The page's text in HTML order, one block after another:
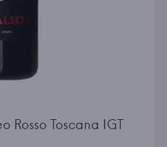
Rosso Toscana IGT